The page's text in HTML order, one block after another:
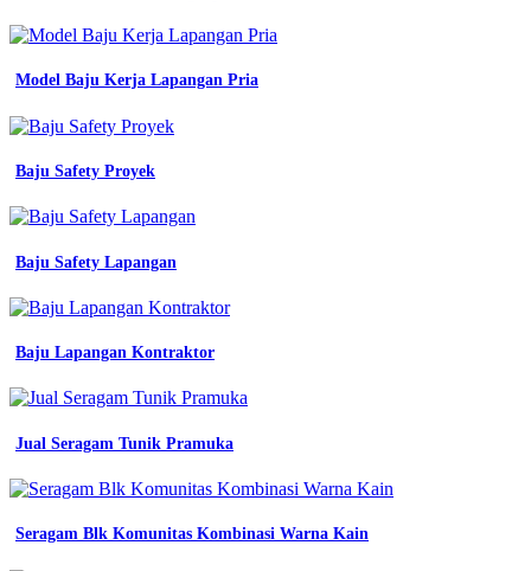
pdl
engineering
jual
kemeja
civil
toko
jersey
engineering
engineering
bordir
lengan
civil
jual
baju
kemeja
pdh
pdl
wanita
Model Baju Kerja Lapangan Pria
Baju Safety Proyek
Baju Safety Lapangan
Baju Lapangan Kontraktor
Jual Seragam Tunik Pramuka
Seragam Blk Komunitas Kombinasi Warna Kain